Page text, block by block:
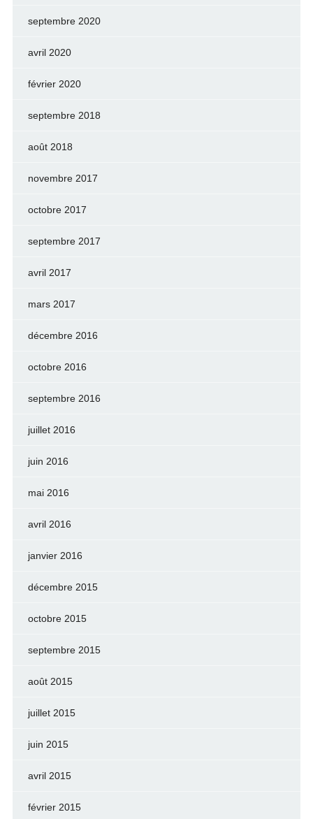
septembre 2020
avril 2020
février 2020
septembre 2018
août 2018
novembre 2017
octobre 2017
septembre 2017
avril 2017
mars 2017
décembre 2016
octobre 2016
septembre 2016
juillet 2016
juin 2016
mai 2016
avril 2016
janvier 2016
décembre 2015
octobre 2015
septembre 2015
août 2015
juillet 2015
juin 2015
avril 2015
février 2015